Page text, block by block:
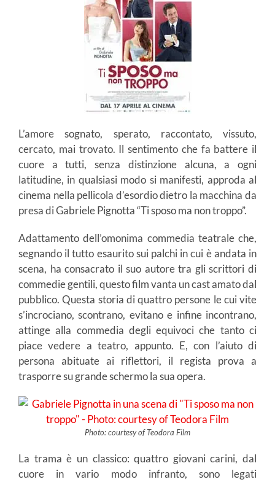
L’amore sognato, sperato, raccontato, vissuto,
cercato, mai trovato. Il sentimento che fa battere il
cuore a tutti, senza distinzione alcuna, a ogni
latitudine, in qualsiasi modo si manifesti, approda al
cinema nella pellicola d’esordio dietro la macchina da
presa di Gabriele Pignotta “Ti sposo ma non troppo”.
Adattamento dell’omonima commedia teatrale che,
segnando il tutto esaurito sui palchi in cui è andata in
scena, ha consacrato il suo autore tra gli scrittori di
commedie gentili, questo film vanta un cast amato dal
pubblico. Questa storia di quattro persone le cui vite
s’incrociano, scontrano, evitano e infine incontrano,
attinge alla commedia degli equivoci che tanto ci
piace vedere a teatro, appunto. E, con l’aiuto di
persona abituate ai riflettori, il regista prova a
trasporre su grande schermo la sua opera.
Photo: courtesy of Teodora Film
La trama è un classico: quattro giovani carini, dal
cuore in vario modo infranto, sono legati